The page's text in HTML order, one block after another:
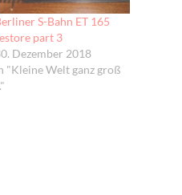
S-Bahn ET 165
part 3
Dezember 2018
"Kleine Welt ganz groß